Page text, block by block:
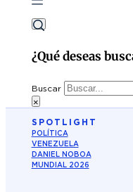
¿Qué deseas
Buscar
×
SPOTLIGHT
POLÍTICA
VENEZUELA
DANIEL NOBOA
MUNDIAL 2026